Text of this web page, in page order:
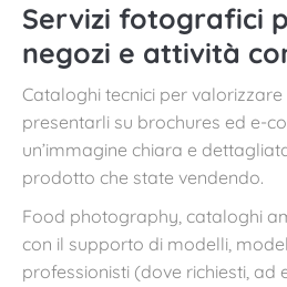
Servizi fotografici
negozi e attività
Cataloghi tecnici per
presentarli su brochures ed e-
un’immagine chiara e
prodotto che state vendendo.
Food photography, cataloghi
con il supporto di modelli,
professionisti (dove richiesti, ad